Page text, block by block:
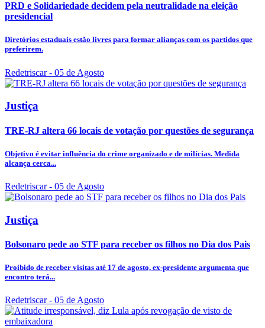
PRD e Solidariedade decidem pela neutralidade na eleição
presidencial
Diretórios estaduais estão livres para formar alianças com os partidos que
preferirem.
Redetriscar- 05 de Agosto
Justiça
TRE-RJ altera 66 locais de votação por questões de segurança
Objetivo é evitar influência do crime organizado e de milícias. Medida
alcança cerca...
Redetriscar- 05 de Agosto
Justiça
Bolsonaro pede ao STF para receber os filhos no Dia dos Pais
Proibido de receber visitas até 17 de agosto, ex-presidente argumenta que
encontro terá...
Redetriscar- 05 de Agosto